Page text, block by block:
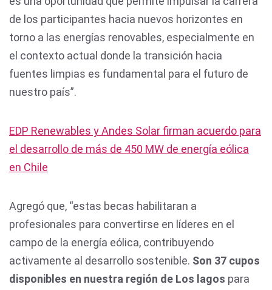
de los participantes hacia nuevos horizontes en
torno a las energías renovables, especialmente en
el contexto actual donde la transición hacia
fuentes limpias es fundamental para el futuro de
nuestro país”.
EDP Renewables y Andes Solar firman acuerdo para
el desarrollo de más de 450 MW de energía eólica
en Chile
Agregó que, “estas becas habilitaran a
profesionales para convertirse en líderes en el
campo de la energía eólica, contribuyendo
activamente al desarrollo sostenible. Son 37 cupos
disponibles en nuestra región de Los lagos para